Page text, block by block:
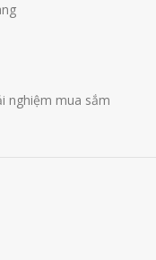
nghiệm mua sắm